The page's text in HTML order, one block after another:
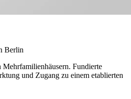
Berlin
Fundierte
und Zugang zu einem etablierten